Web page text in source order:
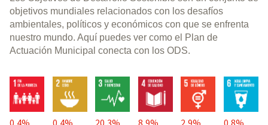
objetivos mundiales relacionados con los desafíos
ambientales, políticos y económicos con que se enfrenta
nuestro mundo. Aquí puedes ver como el Plan de
Actuación Municipal conecta con los ODS.
0,4% 0,4% 20,3% 8,9% 2,9% 0,8%